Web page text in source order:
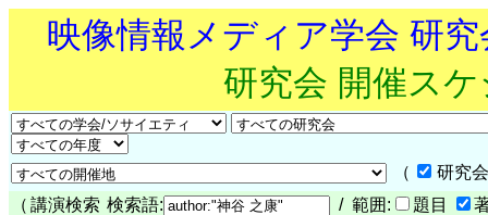
映像情報メディア学会 研
研究会 開催ス
（
研究
（ 講演検索 検索語: / 範囲: 題目